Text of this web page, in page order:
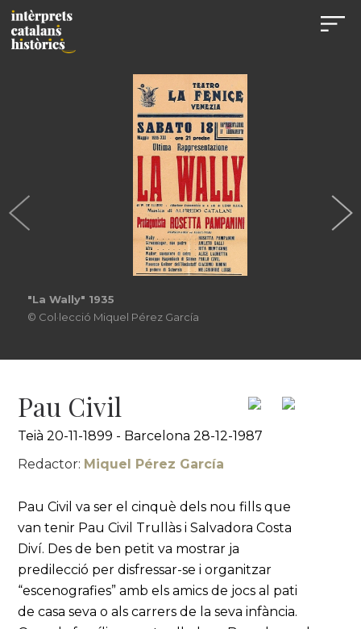
"La Wally" 1935
© Col·lecció Miquel Pérez García
Pau Civil
Teià 20-11-1899 - Barcelona 28-12-1987
Redactor: Miquel Pérez García
Pau Civil va ser el cinquè dels nou fills que
van tenir Pau Civil Trullàs i Salvadora Costa
Diví. Des de ben petit va mostrar ja
predilecció per disfressar-se i organitzar
“escenografies” amb els amics de jocs al pati
de casa seva o als carrers de la seva infància.